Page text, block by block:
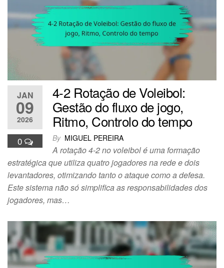
JAN
09
2026
0
4-2 Rotação de Voleibol:
Gestão do fluxo de jogo,
Ritmo, Controlo do tempo
By MIGUEL PEREIRA
A rotação 4-2 no voleibol é uma formação
estratégica que utiliza quatro jogadores na rede e dois
levantadores, otimizando tanto o ataque como a defesa.
Este sistema não só simplifica as responsabilidades dos
jogadores, mas…